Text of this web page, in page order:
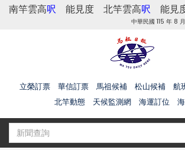
南竿雲高呎 能見度 北竿雲高呎 能見
中華民國 115 年 8
立榮訂票 華信訂票 馬祖候補 松山候補 航
北竿動態
天候監測網 海運訂位